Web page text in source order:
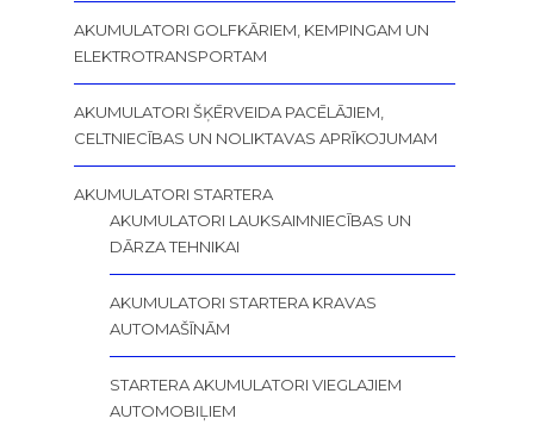
AKUMULATORI GOLFKĀRIEM, KEMPINGAM UN
ELEKTROTRANSPORTAM
AKUMULATORI ŠĶĒRVEIDA PACĒLĀJIEM,
CELTNIECĪBAS UN NOLIKTAVAS APRĪKOJUMAM
AKUMULATORI STARTERA
AKUMULATORI LAUKSAIMNIECĪBAS UN
DĀRZA TEHNIKAI
AKUMULATORI STARTERA KRAVAS
AUTOMAŠĪNĀM
STARTERA AKUMULATORI VIEGLAJIEM
AUTOMOBIĻIEM